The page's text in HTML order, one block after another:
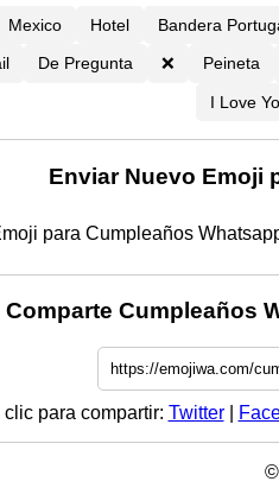
Mexico Hotel Bandera
De Pregunta ❌ Peineta
I Love
Enviar Nuevo Emoji
para Cumpleaños
Comparte Cumpleaños
clic para compartir: Twitter|